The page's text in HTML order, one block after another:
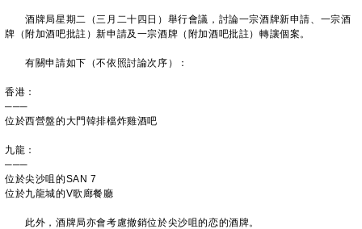
酒牌局星期二（三月二十四日）舉行會議，討論一宗酒牌新申請、一宗酒
牌（附加酒吧批註）新申請及一宗酒牌（附加酒吧批註）轉讓個案。
有關申請如下（不依照討論次序）：
香港：
───
位於西營盤的大門韓排檔炸雞酒吧
九龍：
───
位於尖沙咀的SAN 7
位於九龍城的V歌廊餐廳
此外，酒牌局亦會考慮撤銷位於尖沙咀的恋的酒牌。